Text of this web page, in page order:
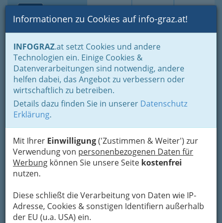
Suche Login Toggle
Informationen zu Cookies auf info-graz.at!
INFOGRAZ.at setzt Cookies und andere
Technologien ein. Einige Cookies &
Datenverarbeitungen sind notwendig, andere
helfen dabei, das Angebot zu verbessern oder
wirtschaftlich zu betreiben.
Details dazu finden Sie in unserer Datenschutz
Erklärung.
Mit Ihrer Einwilligung('Zustimmen & Weiter') zur
Verwendung von personenbezogenen Daten für
Werbung können Sie unsere Seite kostenfrei
nutzen.
Diese schließt die Verarbeitung von Daten wie IP-
Adresse, Cookies & sonstigen Identifiern außerhalb
der EU (u.a. USA) ein.
Home Branchen
Notdienste für (fast) alle Fälle
Diverse Hilfen bei Notfällen & wichtige Adressen
Kleintierambulatorium Dr.
Glantschnig
Rechbauerstraße 3, 8010 Graz
+43 316 321 156
Karte
Adresse mit Google Maps anschauen